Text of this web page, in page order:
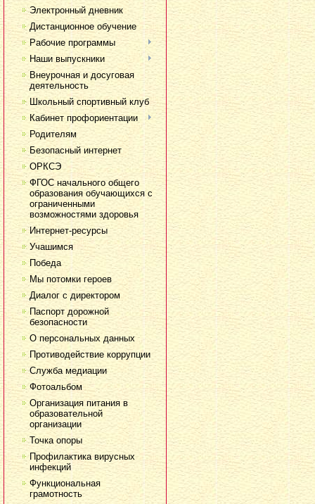
Электронный дневник
Дистанционное обучение
Рабочие программы
Наши выпускники
Внеурочная и досуговая
деятельность
Школьный спортивный клуб
Кабинет профориентации
Родителям
Безопасный интернет
ОРКСЭ
ФГОС начального общего
образования обучающихся с
ограниченными
возможностями здоровья
Интернет-ресурсы
Учашимся
Победа
Мы потомки героев
Диалог с директором
Паспорт дорожной
безопасности
О персональных данных
Противодействие коррупции
Служба медиации
Фотоальбом
Организация питания в
образовательной
организации
Точка опоры
Профилактика вирусных
инфекций
Функциональная
грамотность